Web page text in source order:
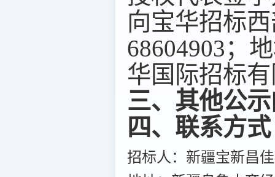
向宝华招标
68604903；
华国际招标
三、其他公
四、联系方式
招标人：新疆宝新昌